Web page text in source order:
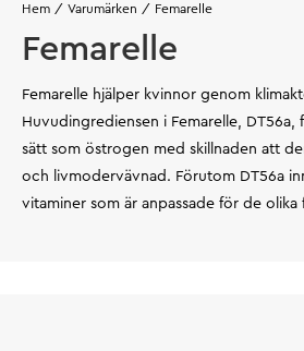
Hem Varumärken Femarelle
Femarelle
Femarelle hjälper kvinnor genom
Huvudingrediensen i Femarelle, DT56a,
sätt som östrogen med skillnaden att
och livmodervävnad. Förutom DT56a
vitaminer som är anpassade för de olika